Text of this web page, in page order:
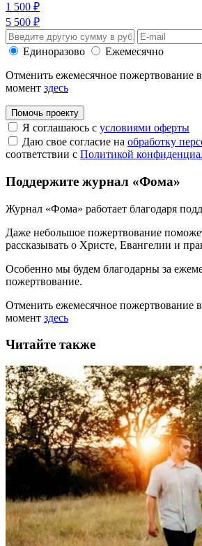
1 500 ₽
5 500 ₽
Единоразово
Ежемесячно
Отменить ежемесячное пожертвование
момент здесь
Помочь проекту
Я соглашаюсь с условиями оферты
Даю свое согласие на обработку
соответствии с Политикой
Поддержите журнал «Фома»
Журнал «Фома» работает благодаря
Даже небольшое пожертвование
рассказывать о Христе, Евангелии и
Особенно мы будем благодарны за
пожертвование.
Отменить ежемесячное пожертвование
момент здесь
Читайте также